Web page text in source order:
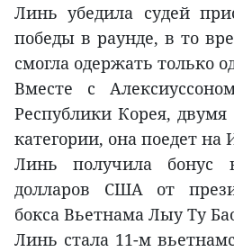
Линь убедила судей
победы в раунде, в то
смогла одержать только
Вместе с
Республики Корея,
категории, она поедет
Линь получила бонус
долларов США от
бокса Вьетнама Лыу Ту
Линь стала 11-м